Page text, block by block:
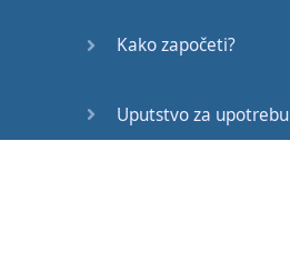
Kako započeti?
Uputstvo za upotrebu